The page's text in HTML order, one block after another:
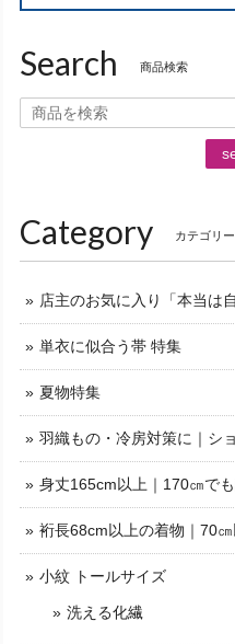
Search 商品検索
Category カテゴリー
店主のお気に入り「本当は
単衣に似合う帯 特集
夏物特集
羽織もの・冷房対策に｜シ
身丈165cm以上｜170㎝で
裄長68cm以上の着物｜70㎝
小紋 トールサイズ
洗える化繊